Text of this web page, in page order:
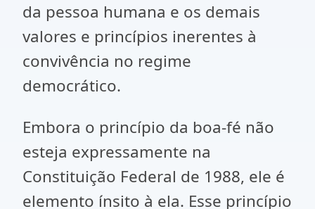
da pessoa humana e os demais
valores e princípios inerentes à
convivência no regime
democrático.
Embora o princípio da boa-fé não
esteja expressamente na
Constituição Federal de 1988, ele é
elemento ínsito à ela. Esse princípio